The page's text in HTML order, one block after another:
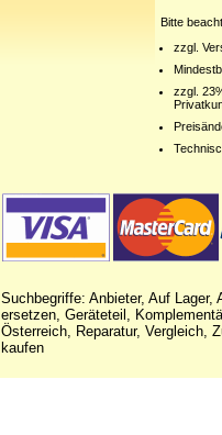
Bitte
zzgl.
zzgl.
Suchbegriffe: Anbieter, Auf
ersetzen, Geräteteil,
Österreich, Reparatur, Vergleich,
kaufen